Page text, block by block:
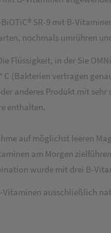
SR-9 mit B-
nochmals umrühren
Flüssigkeit, in der Sie
C (Bakterien vertragen
anderes Produkt mit
enthalten.
auf möglichst leeren
am Morgen
wurde mit drei B-
Vitaminen ausschließlich